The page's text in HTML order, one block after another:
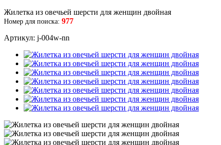
Жилетка из овечьей шерсти для женщин двойная
Номер для поиска: 977
Артикул: j-004w-nn